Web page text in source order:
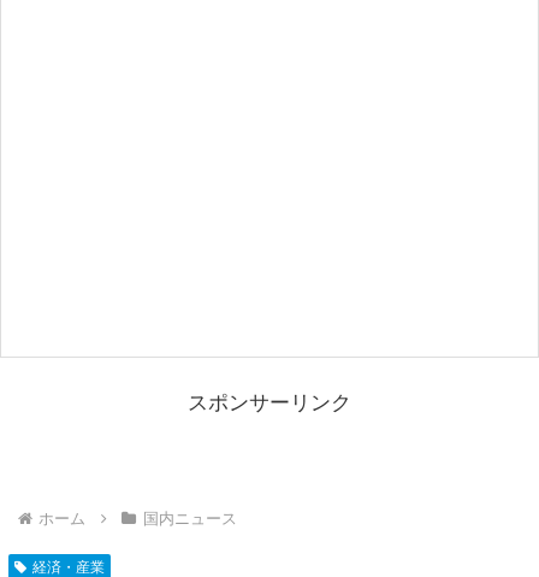
スポンサーリンク
ホーム 国内ニュース
経済・産業